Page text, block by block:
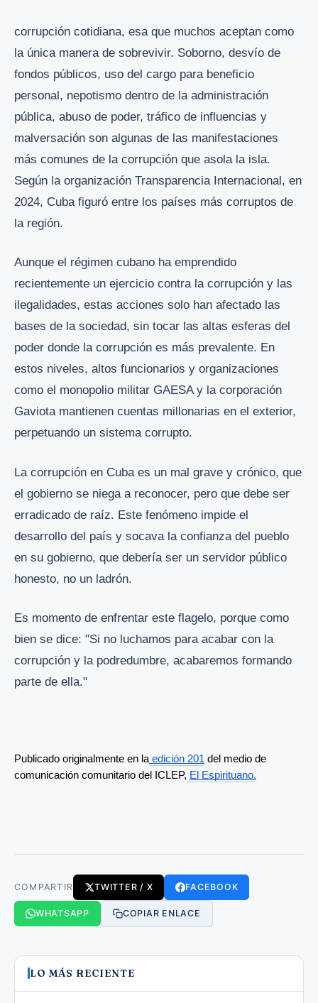
corrupción cotidiana, esa que muchos aceptan como
la única manera de sobrevivir. Soborno, desvío de
fondos públicos, uso del cargo para beneficio
personal, nepotismo dentro de la administración
pública, abuso de poder, tráfico de influencias y
malversación son algunas de las manifestaciones
más comunes de la corrupción que asola la isla.
Según la organización Transparencia Internacional, en
2024, Cuba figuró entre los países más corruptos de
la región.
Aunque el régimen cubano ha emprendido
recientemente un ejercicio contra la corrupción y las
ilegalidades, estas acciones solo han afectado las
bases de la sociedad, sin tocar las altas esferas del
poder donde la corrupción es más prevalente. En
estos niveles, altos funcionarios y organizaciones
como el monopolio militar GAESA y la corporación
Gaviota mantienen cuentas millonarias en el exterior,
perpetuando un sistema corrupto.
La corrupción en Cuba es un mal grave y crónico, que
el gobierno se niega a reconocer, pero que debe ser
erradicado de raíz. Este fenómeno impide el
desarrollo del país y socava la confianza del pueblo
en su gobierno, que debería ser un servidor público
honesto, no un ladrón.
Es momento de enfrentar este flagelo, porque como
bien se dice: "Si no luchamos para acabar con la
corrupción y la podredumbre, acabaremos formando
parte de ella."
Publicado originalmente en la edición 201 del medio de
comunicación comunitario del ICLEP, El Espirituano.
COMPARTIR TWITTER / X FACEBOOK
WHATSAPP COPIAR ENLACE
LO MÁS RECIENTE